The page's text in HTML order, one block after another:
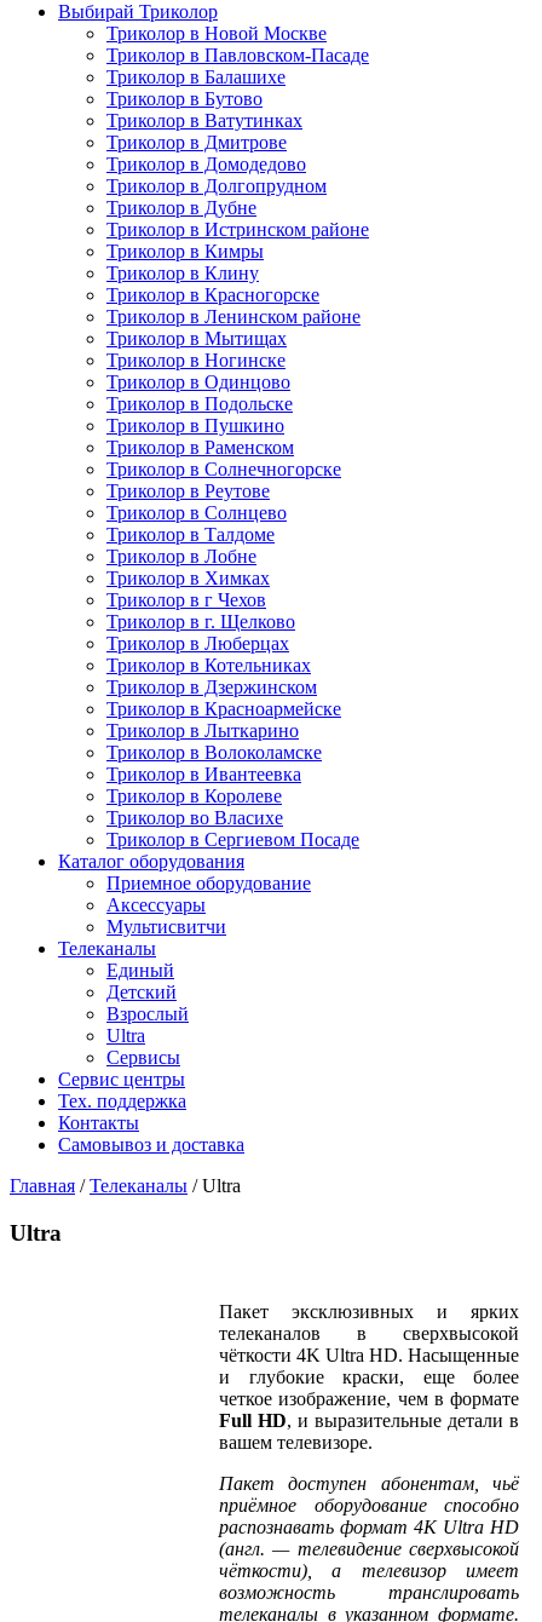
Выбирай Триколор
Триколор в Новой Москве
Триколор в Павловском-Пасаде
Триколор в Балашихе
Триколор в Бутово
Триколор в Ватутинках
Триколор в Дмитрове
Триколор в Домодедово
Триколор в Долгопрудном
Триколор в Дубне
Триколор в Истринском районе
Триколор в Кимры
Триколор в Клину
Триколор в Красногорске
Триколор в Ленинском районе
Триколор в Мытищах
Триколор в Ногинске
Триколор в Одинцово
Триколор в Подольске
Триколор в Пушкино
Триколор в Раменском
Триколор в Солнечногорске
Триколор в Реутове
Триколор в Солнцево
Триколор в Талдоме
Триколор в Лобне
Триколор в Химках
Триколор в г Чехов
Триколор в г. Щелково
Триколор в Люберцах
Триколор в Котельниках
Триколор в Дзержинском
Триколор в Красноармейске
Триколор в Лыткарино
Триколор в Волоколамске
Триколор в Ивантеевка
Триколор в Королеве
Триколор во Власихе
Триколор в Сергиевом Посаде
Каталог оборудования
Приемное оборудование
Аксессуары
Мультисвитчи
Телеканалы
Единый
Детский
Взрослый
Ultra
Сервисы
Сервис центры
Тех. поддержка
Контакты
Самовывоз и доставка
Главная /Телеканалы /Ultra
Ultra
Пакет эксклюзивных и ярких
телеканалов в сверхвысокой
чёткости 4K Ultra HD. Насыщенные
и глубокие краски, еще более
четкое изображение, чем в формате
Full HD, и выразительные детали в
вашем телевизоре.
Пакет доступен абонентам, чьё
приёмное оборудование способно
распознавать формат 4K Ultra HD
(англ. — телевидение сверхвысокой
чёткости), а телевизор имеет
возможность транслировать
телеканалы в указанном формате.